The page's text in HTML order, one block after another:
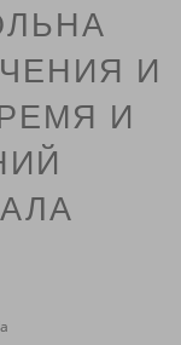
И
И